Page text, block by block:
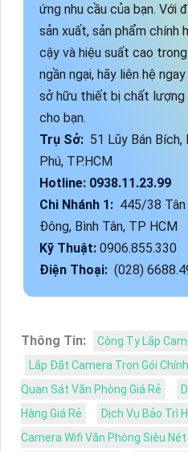
ứng nhu cầu của bạn. Với
sản xuất, sản phẩm chính
cậy và hiệu suất cao
ngần ngại, hãy liên hệ
sở hữu thiết bị chất lượng
cho bạn.
Trụ Sở: 51 Lũy Bán Bích,
Phú, TP.HCM
Hotline: 0938.11.23.99
Chi Nhánh 1: 445/38 Tân
Đông, Bình Tân, TP HCM
Kỹ Thuật: 0906.855.330
Điện Thoại: (028)
Thông Tin:
Công Ty Lắp
Lắp Đặt Camera Trọn Gói
Quan Sát Văn Phòng Giá Rẻ
Hàng Giá Rẻ
Dịch Vụ Bảo Trì
Camera Wifi Văn Phòng Siêu